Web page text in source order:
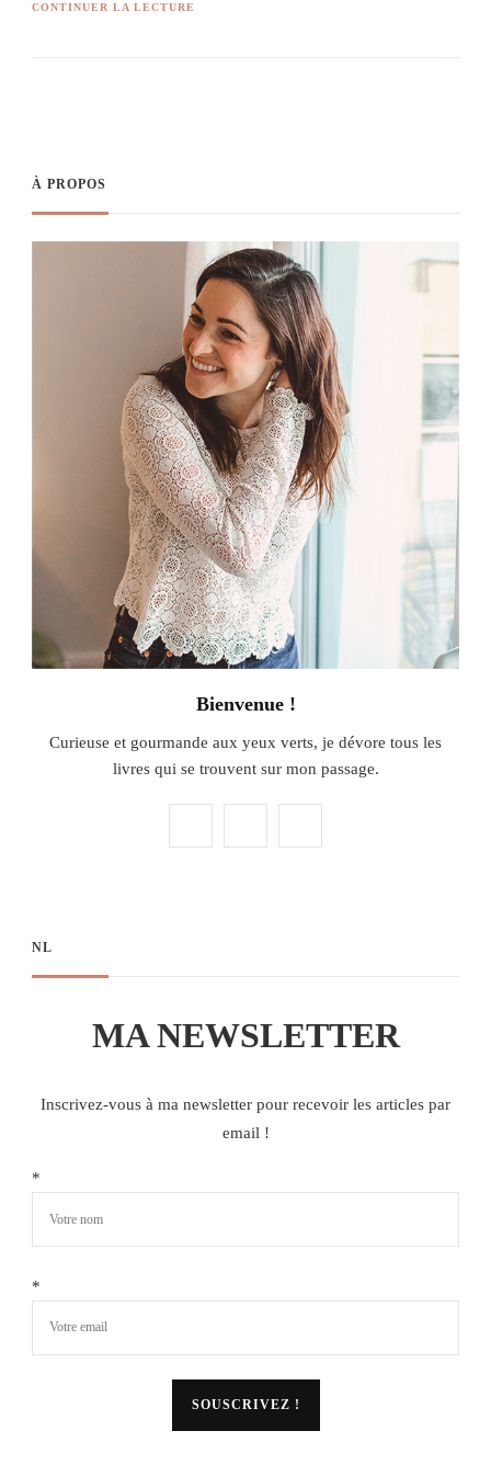
CONTINUER LA LECTURE
À PROPOS
Bienvenue !
Curieuse et gourmande aux yeux verts, je dévore tous les
livres qui se trouvent sur mon passage.
NL
MA NEWSLETTER
Inscrivez-vous à ma newsletter pour recevoir les articles par
email !
*
*